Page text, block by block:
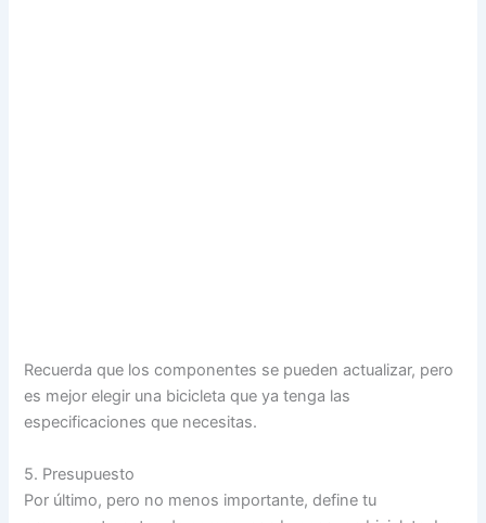
Recuerda que los componentes se pueden actualizar, pero
es mejor elegir una bicicleta que ya tenga las
especificaciones que necesitas.
5. Presupuesto
Por último, pero no menos importante, define tu